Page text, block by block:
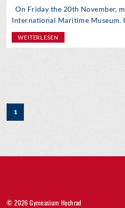
On Friday the 20th November,
International Maritime Museum.
WEITERLESEN
1
© 2026 Gymnasium Hochrad